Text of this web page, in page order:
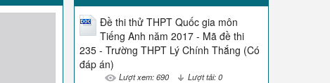
Đề thi thử THPT Quốc gia môn
Tiếng Anh năm 2017 - Mã đề thi
235 - Trường THPT Lý Chính Thắng (Có
đáp án)
Lượt xem: 690 Lượt tải: 0